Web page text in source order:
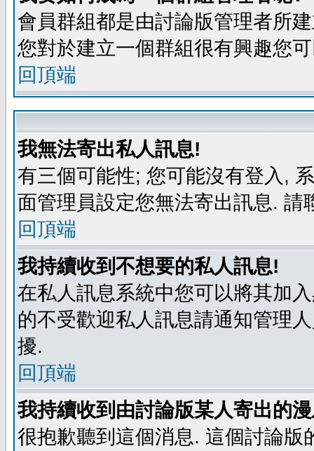
會員群組都是由討論版管理者所
您對於建立一個群組很有興趣您
回頂端
我無法寄出私人訊息!
有三個可能性; 您可能沒有登入,
面管理員設定您無法寄出訊息. 請
回頂端
我持續收到不想要的私人訊息!
在私人訊息系統中您可以將其加
的不受歡迎私人訊息請通知管理
擾.
回頂端
我持續收到由討論版某人寄出的
很抱歉聽到這個消息. 這個討論